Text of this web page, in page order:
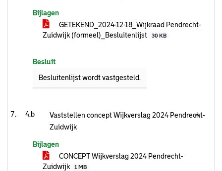
Bijlagen
GETEKEND_2024-12-18_Wijkraad Pendrecht-
Zuidwijk (formeel)_Besluitenlijst
30 KB
Besluit
Besluitenlijst wordt vastgesteld.
4.b
Vaststellen concept Wijkverslag 2024 Pendrecht-
Zuidwijk
Bijlagen
CONCEPT Wijkverslag 2024 Pendrecht-
Zuidwijk
1 MB